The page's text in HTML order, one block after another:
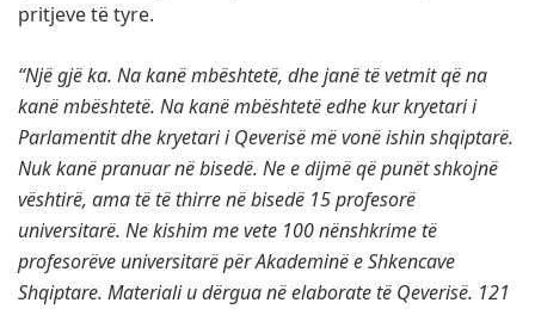
pritjeve të tyre.
“Një gjë ka. Na kanë mbështetë, dhe janë të vetmit që na
kanë mbështetë. Na kanë mbështetë edhe kur kryetari i
Parlamentit dhe kryetari i Qeverisë më vonë ishin shqiptarë.
Nuk kanë pranuar në bisedë. Ne e dijmë që punët shkojnë
vështirë, ama të të thirre në bisedë 15 profesorë
universitarë. Ne kishim me vete 100 nënshkrime të
profesorëve universitarë për Akademinë e Shkencave
Shqiptare. Materiali u dërgua në elaborate të Qeverisë. 121